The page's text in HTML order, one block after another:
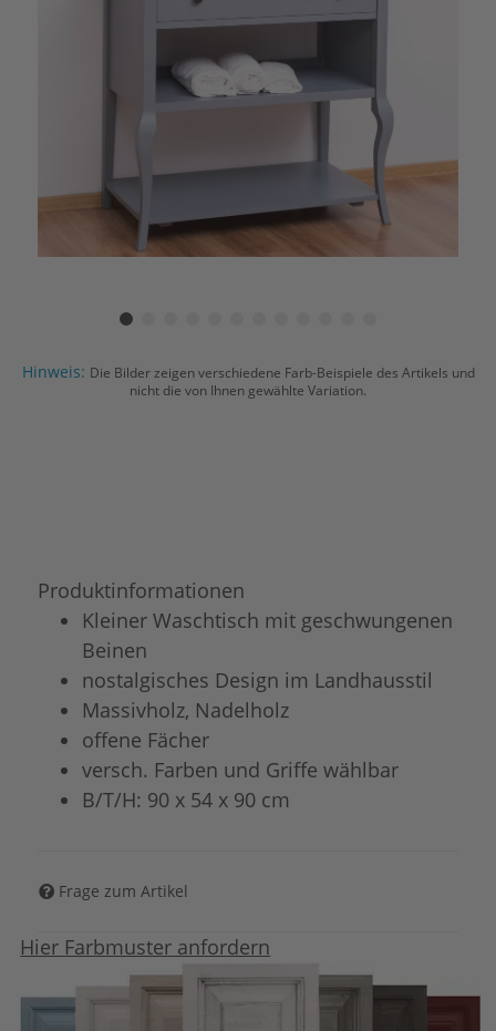
Hinweis: Die Bilder zeigen verschiedene Farb-Beispiele des Artikels und
nicht die von Ihnen gewählte Variation.
Produktinformationen
Kleiner Waschtisch mit geschwungenen
Beinen
nostalgisches Design im Landhausstil
Massivholz, Nadelholz
offene Fächer
versch. Farben und Griffe wählbar
B/T/H: 90 x 54 x 90 cm
Frage zum Artikel
Hier Farbmuster anfordern